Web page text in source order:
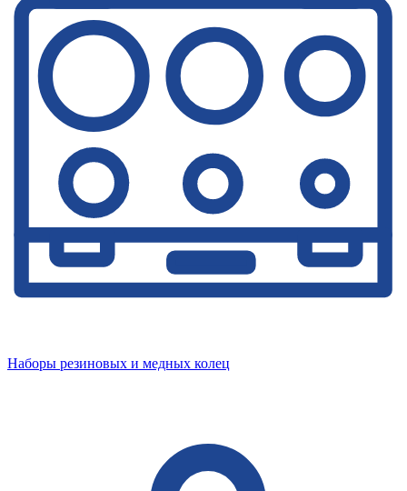
Наборы резиновых и медных колец